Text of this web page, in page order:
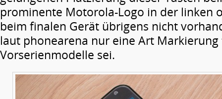
prominente Motorola-Logo in der linken
beim finalen Gerät übrigens nicht
laut phonearena nur eine Art
Vorserienmodelle sei.